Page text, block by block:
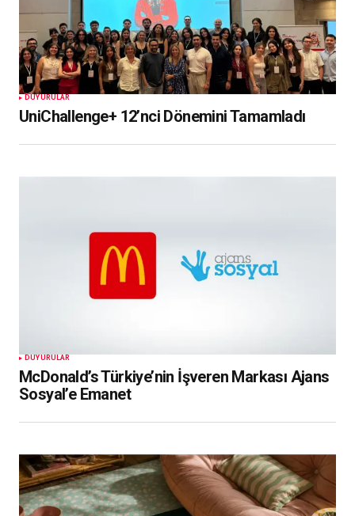
DUYURULAR
UniChallenge+ 12’nci Dönemini Tamamladı
DUYURULAR
McDonald’s Türkiye’nin İşveren Markası Ajans
Sosyal’e Emanet